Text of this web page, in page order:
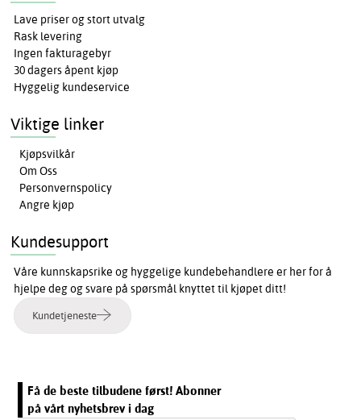
Lave priser og stort utvalg
Rask levering
Ingen fakturagebyr
30 dagers åpent kjøp
Hyggelig kundeservice
Viktige linker
Kjøpsvilkår
Om Oss
Personvernspolicy
Angre kjøp
Kundesupport
Våre kunnskapsrike og hyggelige kundebehandlere er her for å
hjelpe deg og svare på spørsmål knyttet til kjøpet ditt!
Kundetjeneste
Få de beste tilbudene først! Abonner
på vårt nyhetsbrev i dag